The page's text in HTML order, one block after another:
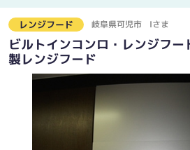
レンジフード 岐阜県可児市 Iさま
ビルトインコンロ・レンジフ
製レンジフード